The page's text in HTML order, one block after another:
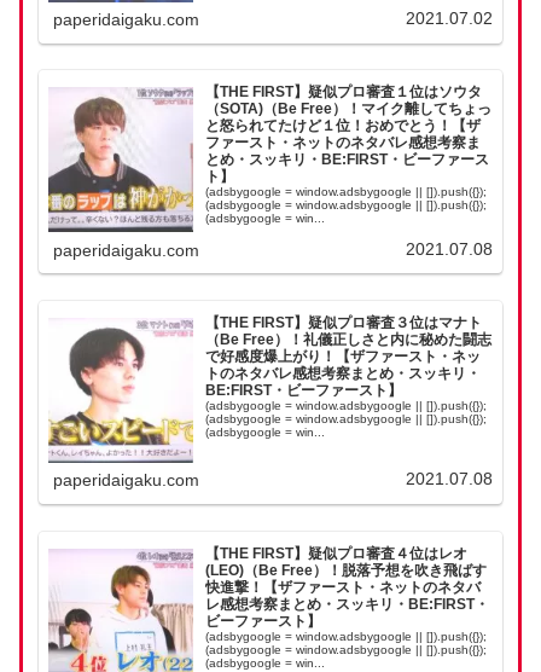
paperidaigaku.com 2021.07.02
【THE FIRST】疑似プロ審査１位はソウタ
（SOTA)（Be Free）！マイク離してちょっ
と怒られてたけど１位！おめでとう！【ザ
ファースト・ネットのネタバレ感想考察ま
とめ・スッキリ・BE:FIRST・ビーファース
ト】
(adsbygoogle = window.adsbygoogle || []).push({});
(adsbygoogle = window.adsbygoogle || []).push({});
(adsbygoogle = win...
paperidaigaku.com 2021.07.08
【THE FIRST】疑似プロ審査３位はマナト
（Be Free）！礼儀正しさと内に秘めた闘志
で好感度爆上がり！【ザファースト・ネッ
トのネタバレ感想考察まとめ・スッキリ・
BE:FIRST・ビーファースト】
(adsbygoogle = window.adsbygoogle || []).push({});
(adsbygoogle = window.adsbygoogle || []).push({});
(adsbygoogle = win...
paperidaigaku.com 2021.07.08
【THE FIRST】疑似プロ審査４位はレオ
(LEO)（Be Free）！脱落予想を吹き飛ばす
快進撃！【ザファースト・ネットのネタバ
レ感想考察まとめ・スッキリ・BE:FIRST・
ビーファースト】
(adsbygoogle = window.adsbygoogle || []).push({});
(adsbygoogle = window.adsbygoogle || []).push({});
(adsbygoogle = win...